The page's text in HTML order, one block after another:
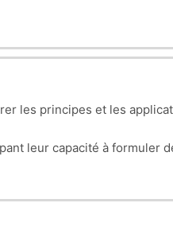
les principes et les
leur capacité à formuler
opportunité unique